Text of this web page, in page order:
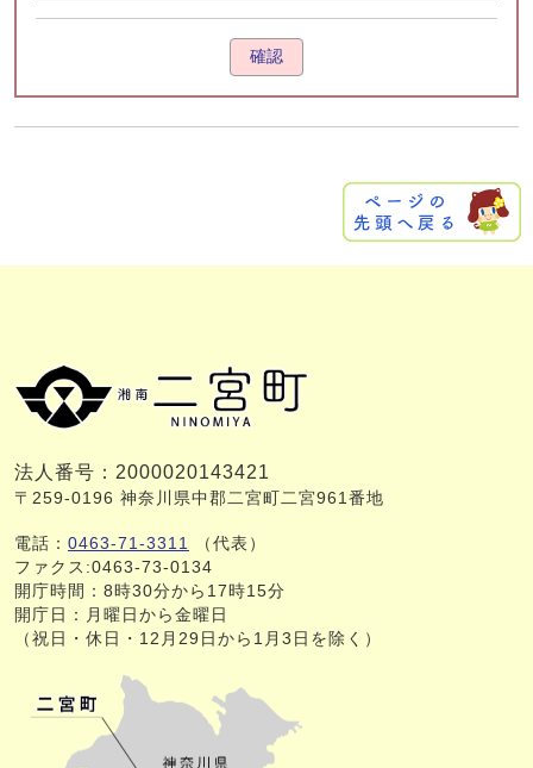
確認
法人番号：2000020143421
〒259-0196 神奈川県中郡二宮町二宮961番地
電話： 0463-71-3311
（代表）
ファクス:0463-73-0134
開庁時間：8時30分から17時15分
開庁日：月曜日から金曜日
（祝日・休日・12月29日から1月3日を除く）